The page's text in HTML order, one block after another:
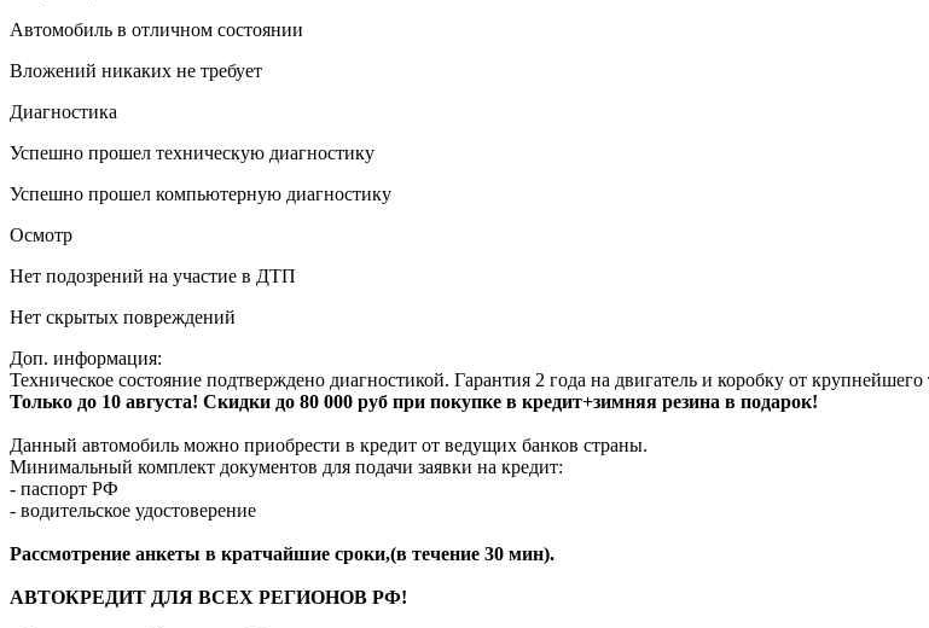
Автомобиль в отличном состоянии
Вложений никаких не требует
Диагностика
Успешно прошел техническую диагностику
Успешно прошел компьютерную диагностику
Осмотр
Нет подозрений на участие в ДТП
Нет скрытых повреждений
Доп. информация:
Техническое состояние подтверждено диагностикой. Гарантия 2 года на двигатель и коробку от
Только до 10 августа! Скидки до 80 000 руб при покупке в кредит+зимняя резина в подарок!
Данный автомобиль можно приобрести в кредит от ведущих банков страны.
Минимальный комплект документов для подачи заявки на кредит:
- паспорт РФ
- водительское удостоверение
Рассмотрение анкеты в кратчайшие сроки,(в течение 30 мин).
АВТОКРЕДИТ ДЛЯ ВСЕХ РЕГИОНОВ РФ!